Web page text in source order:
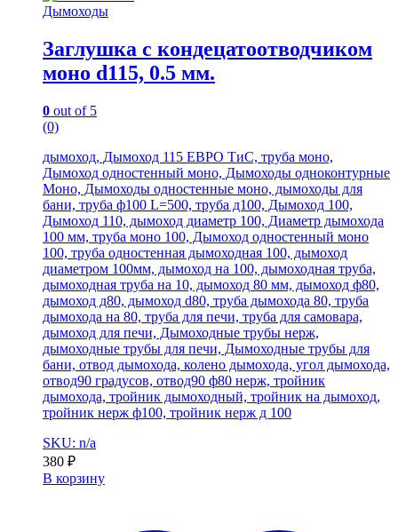
Дымоходы
Заглушка с кондецатоотводчиком
моно d115, 0.5 мм.
0 out of 5
(0)
дымоход, Дымоход 115 ЕВРО ТиС, труба моно,
Дымоход одностенный моно, Дымоходы одноконтурные
Моно, Дымоходы одностенные моно, дымоходы для
бани, труба ф100 L=500, труба д100, Дымоход 100,
Дымоход 110, дымоход диаметр 100, Диаметр дымохода
100 мм, труба моно 100, Дымоход одностенный моно
100, труба одностенная дымоходная 100, дымоход
диаметром 100мм, дымоход на 100, дымоходная труба,
дымоходная труба на 10, дымоход 80 мм, дымоход ф80,
дымоход д80, дымоход d80, труба дымохода 80, труба
дымохода на 80, труба для печи, труба для самовара,
дымоход для печи, Дымоходные трубы нерж,
дымоходные трубы для печи, Дымоходные трубы для
бани, отвод дымохода, колено дымохода, угол дымохода,
отвод90 градусов, отвод90 ф80 нерж, тройник
дымохода, тройник дымоходный, тройник на дымоход,
тройник нерж ф100, тройник нерж д 100
SKU: n/a
380 ₽
В корзину